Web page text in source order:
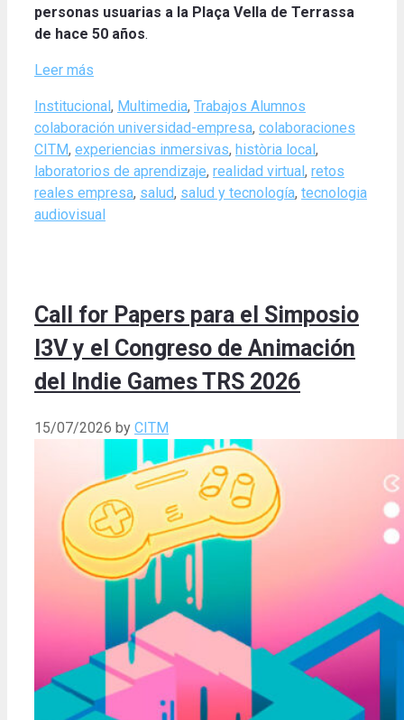
personas usuarias a la Plaça Vella de Terrassa
de hace 50 años.
Leer más
Categories
Institucional, Multimedia, Trabajos Alumnos
colaboración universidad-empresa, colaboraciones
CITM, experiencias inmersivas, història local,
laboratorios de aprendizaje, realidad virtual, retos
reales empresa, salud, salud y tecnología, tecnologia
audiovisual
Call for Papers para el Simposio
I3V y el Congreso de Animación
del Indie Games TRS 2026
15/07/2026 by CITM